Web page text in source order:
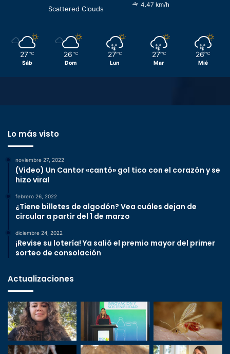
Scattered Clouds
4.47 km/h
27 ℃
Sáb
26 ℃
Dom
27 ℃
Lun
27 ℃
Mar
26 ℃
Mié
Lo más visto
noviembre 27, 2022
(Video) Un Cantor «cantó» gol tico con el corazón y se
hizo viral
febrero 26, 2022
¿Tiene billetes de algodón? Vea cuáles dejan de
circular a partir del 1 de marzo
diciembre 24, 2022
¡Revise su lotería! Ya salió el premio mayor del primer
sorteo de consolación
Actualizaciones